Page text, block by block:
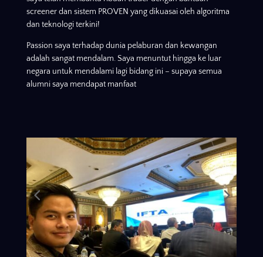
screener dan sistem PROVEN yang dikuasai oleh algoritma
dan teknologi terkini!
Passion saya terhadap dunia pelaburan dan kewangan
adalah sangat mendalam. Saya menuntut hingga ke luar
negara untuk mendalami lagi bidang ini – supaya semua
alumni saya mendapat manfaat